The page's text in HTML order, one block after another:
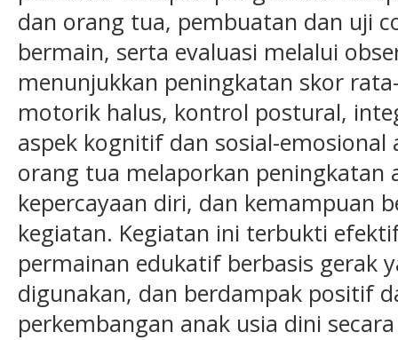
dan orang tua, pembuatan dan uji
bermain, serta evaluasi melalui
menunjukkan peningkatan skor
motorik halus, kontrol postural,
aspek kognitif dan sosial-emosional
orang tua melaporkan peningkatan
kepercayaan diri, dan kemampuan
kegiatan. Kegiatan ini terbukti
permainan edukatif berbasis gerak
digunakan, dan berdampak positif
perkembangan anak usia dini